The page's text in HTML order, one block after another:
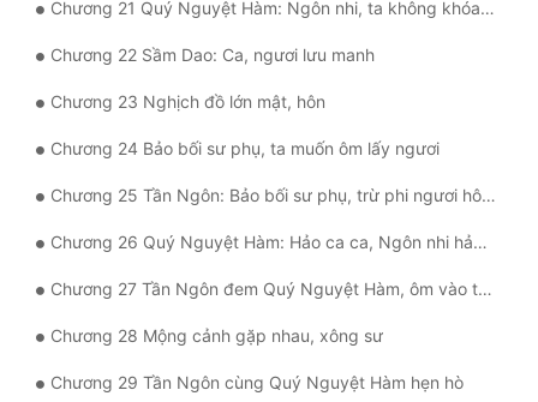
Chương 21 Quý Nguyệt Hàm: Ngôn nhi, ta không khóa môn a
Chương 22 Sầm Dao: Ca, ngươi lưu manh
Chương 23 Nghịch đồ lớn mật, hôn
Chương 24 Bảo bối sư phụ, ta muốn ôm lấy ngươi
Chương 25 Tần Ngôn: Bảo bối sư phụ, trừ phi ngươi hô phu quân ta
Chương 26 Quý Nguyệt Hàm: Hảo ca ca, Ngôn nhi hảo ca ca, hảo ca ca
Chương 27 Tần Ngôn đem Quý Nguyệt Hàm, ôm vào trong ngực
Chương 28 Mộng cảnh gặp nhau, xông sư
Chương 29 Tần Ngôn cùng Quý Nguyệt Hàm hẹn hò